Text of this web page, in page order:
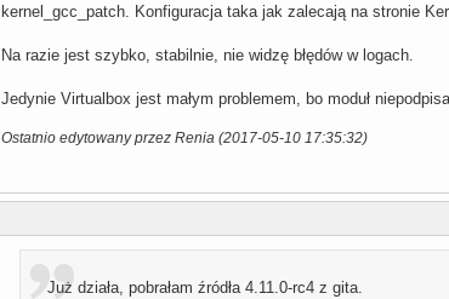
kernel_gcc_patch. Konfiguracja taka jak zalecają na stronie
Na razie jest szybko, stabilnie, nie widzę błędów w logach.
Jedynie Virtualbox jest małym problemem, bo moduł
Ostatnio edytowany przez Renia (2017-05-10 17:35:32)
Już działa, pobrałam źródła 4.11.0-rc4 z gita.